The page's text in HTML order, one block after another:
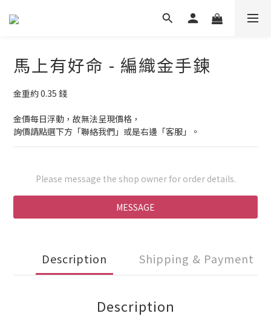
馬上有好命 - 編織金手鍊
金重約 0.35 錢
金價每日浮動，故無法呈現價格，
詢價請點選下方「聯絡我們」或是右邊「客服」。
Please message the shop owner for order details.
MESSAGE
Description Shipping & Payment
Description